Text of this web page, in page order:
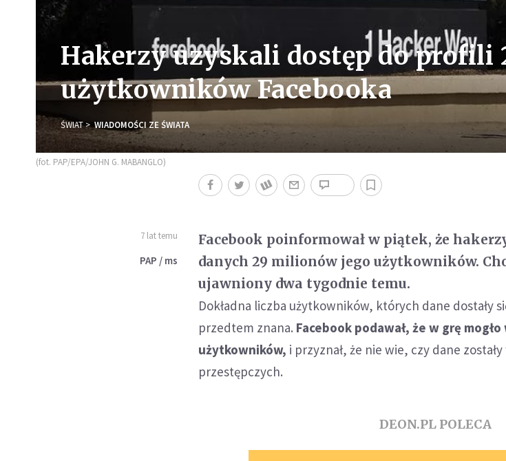
Hakerzy uzyskali dostęp do profili
użytkowników Facebooka
ŚWIAT WIADOMOŚCI ZE ŚWIATA
(fot. PAP/EPA/JOHN G. MABANGLO)
7 lat temu
PAP / ms
Facebook poinformował w piątek, że
danych 29 milionów jego użytkowników.
ujawniony dwa tygodnie temu.
Dokładna liczba użytkowników, których dane dostały
przedtem znana. Facebook podawał, że w grę
użytkowników, i przyznał, że nie wie, czy dane
przestępczych.
DEON.PL POLECA